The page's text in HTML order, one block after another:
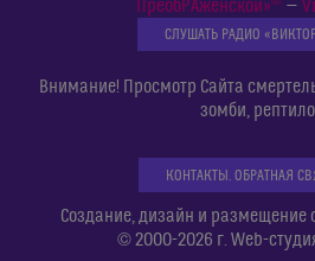
ПреобРАженской» —
СЛУШАТЬ РАДИО
Внимание! Просмотр Сайта
зомби,
КОНТАКТЫ. ОБРАТНАЯ
Создание, дизайн и размещение
© 2000-2026 г. Web-